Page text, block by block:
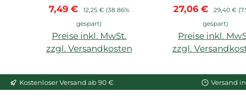
starke
Anfangshaftung,
feinkörnig, schleif- und
überstreichbar, enthält
Verkaufspreis:
7,49 € Regulärer Preis:
12,25 € (38.86%
gespart)
Preise inkl. MwSt.
zzgl. Versandkosten
recycelbar
Verkaufspreis:
27,06 € Regulärer
29,40 €
gespart)
Preise inkl.
zzgl.
Kostenloser Versand ab 90 € Versand